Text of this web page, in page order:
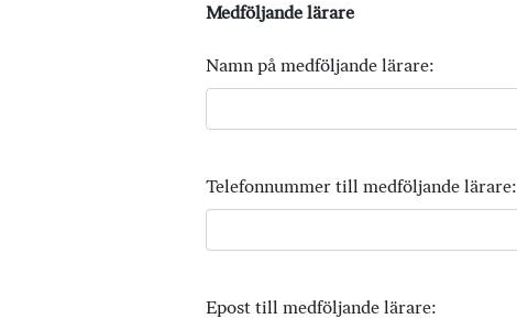
Medföljande lärare
Namn på medföljande lärare:
Telefonnummer till medföljande lärare:
Epost till medföljande lärare: